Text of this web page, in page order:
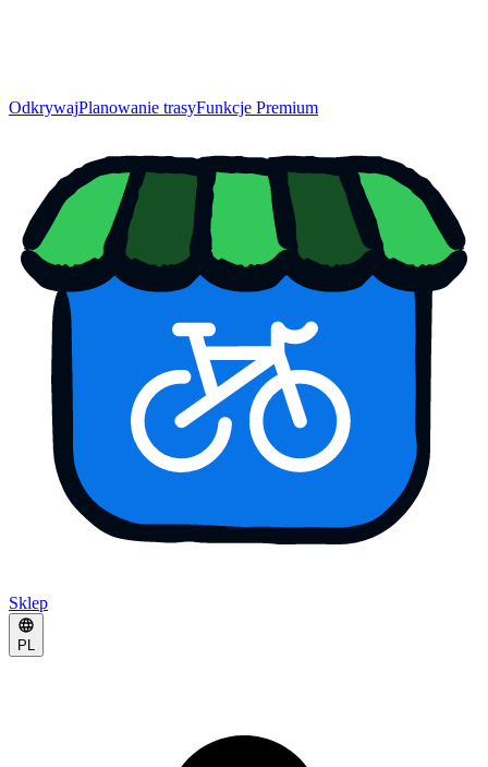
OdkrywajPlanowanie trasyFunkcje Premium
Sklep
PL